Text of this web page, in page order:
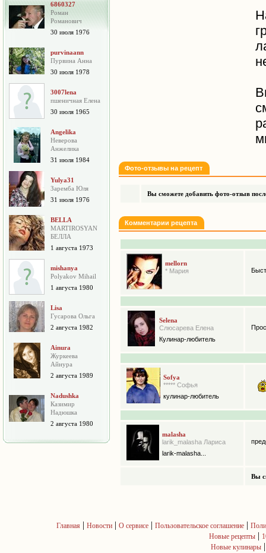
6860327
Роман
Романович
30 июля 1976
purvinaann
Пурвина Анна
30 июля 1978
3007lena
пшеничная Елена
30 июля 1965
Angelika
Неверова
Анжелика
31 июля 1984
Yulya31
Заремба Юля
31 июля 1976
BELLA
MARTIROSYAN
БЕЛЛА
1 августа 1973
mishanya
Polyakov Mihail
1 августа 1980
Lisa
Гусарова Ольга
2 августа 1982
Ainura
Журкеева
Айнура
2 августа 1989
Nadushka
Казимир
Надюшка
2 августа 1980
Фото-отзывы на рецепт
Вы сможете добавить фото-отзыв
Комментарии рецепта
mellorn
* Мария
Selena
Слюсарева Елена
Кулинар-любитель
Sofya
***** Софья
кулинар-любитель
malasha
larik_malasha Лариса
larik-malasha...
Вы
Главная | Новости| О сервисе| Пользовательское соглашение|
Новые рецепты |
Новые кулинары